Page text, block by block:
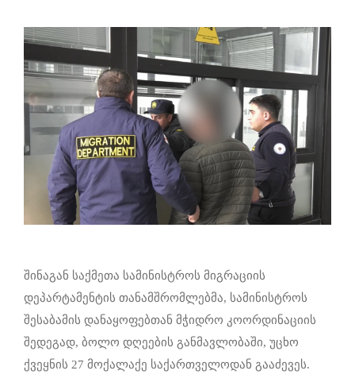
შინაგან საქმეთა სამინისტროს მიგრაციის
დეპარტამენტის თანამშრომლებმა, სამინისტროს
შესაბამის დანაყოფებთან მჭიდრო კოორდინაციის
შედეგად, ბოლო დღეების განმავლობაში, უცხო
ქვეყნის 27 მოქალაქე საქართველოდან გააძევეს.